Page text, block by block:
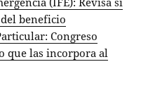
beneficio
Congreso
que las incorpora al